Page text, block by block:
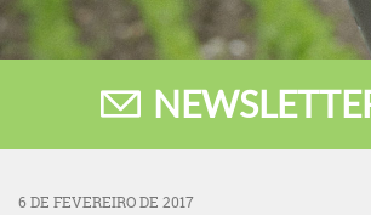
6 DE FEVEREIRO DE 2017